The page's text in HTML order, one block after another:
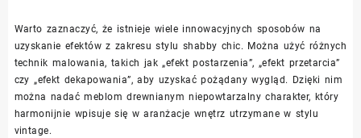
Warto zaznaczyć, że istnieje wiele innowacyjnych sposobów na
uzyskanie efektów z zakresu stylu shabby chic. Można użyć różnych
technik malowania, takich jak „efekt postarzenia”, „efekt przetarcia”
czy „efekt dekapowania”, aby uzyskać pożądany wygląd. Dzięki nim
można nadać meblom drewnianym niepowtarzalny charakter, który
harmonijnie wpisuje się w aranżacje wnętrz utrzymane w stylu
vintage.